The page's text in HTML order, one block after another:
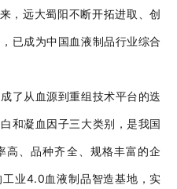
，远大蜀阳不断开拓进取、创
已成为中国血液制品行业综合
了从血源到重组技术平台的迭
和凝血因子三大类别，是我国
高、品种齐全、规格丰富的企
业4.0血液制品智造基地，实